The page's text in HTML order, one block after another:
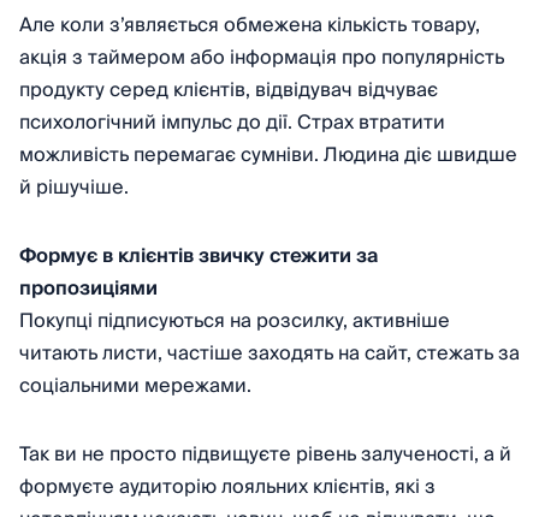
Але коли з’являється обмежена кількість товару,
акція з таймером або інформація про популярність
продукту серед клієнтів, відвідувач відчуває
психологічний імпульс до дії. Страх втратити
можливість перемагає сумніви. Людина діє швидше
й рішучіше.
Формує в клієнтів звичку стежити за
пропозиціями
Покупці підписуються на розсилку, активніше
читають листи, частіше заходять на сайт, стежать за
соціальними мережами.
Так ви не просто підвищуєте рівень залученості, а й
формуєте аудиторію лояльних клієнтів, які з